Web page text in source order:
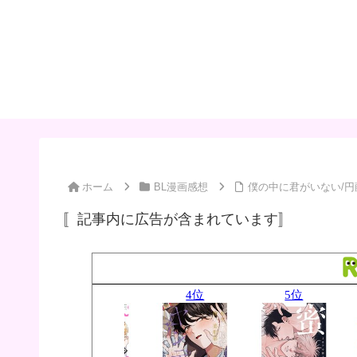
ホーム BL漫画感想 僕の中に君がいない/円
〚記事内に広告が含まれています〛